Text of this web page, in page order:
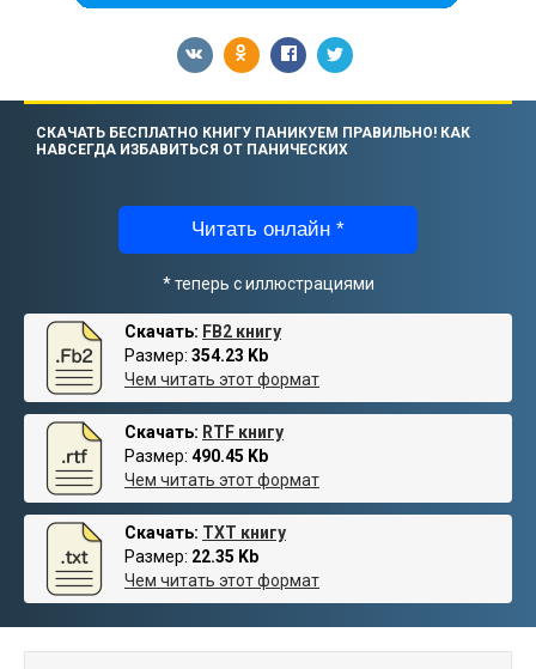
СКАЧАТЬ БЕСПЛАТНО КНИГУ ПАНИКУЕМ ПРАВИЛЬНО! КАК
НАВСЕГДА ИЗБАВИТЬСЯ ОТ ПАНИЧЕСКИХ
Читать онлайн *
* теперь с иллюстрациями
Скачать: FB2 книгу
Размер: 354.23 Kb
Чем читать этот формат
Скачать: RTF книгу
Размер: 490.45 Kb
Чем читать этот формат
Скачать: TXT книгу
Размер: 22.35 Kb
Чем читать этот формат